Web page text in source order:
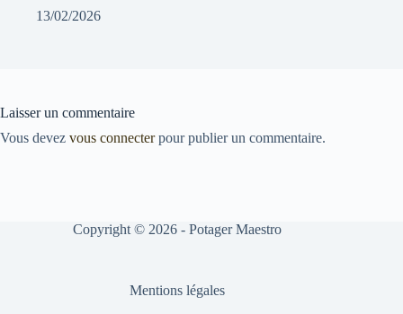
13/02/2026
Laisser un commentaire
Vous devez vous connecterpour publier un commentaire.
Copyright © 2026 - Potager Maestro
Mentions légales